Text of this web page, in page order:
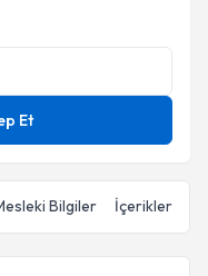
Et
Bilgiler İçerikler